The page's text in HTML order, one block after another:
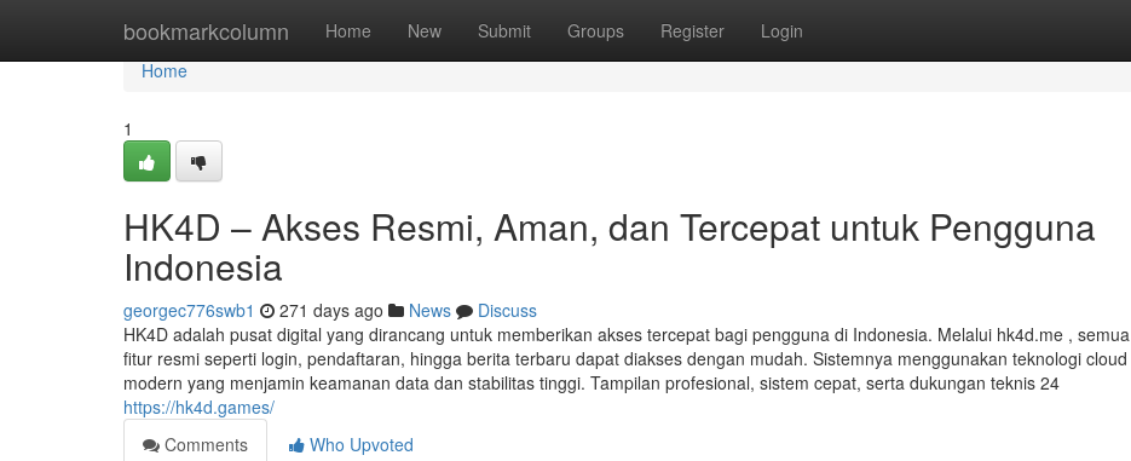
bookmarkcolumn Home New Submit Groups Register Login
Home
Home
1
HK4D – Akses Resmi, Aman, dan Tercepat untuk Pengguna
Indonesia
georgec776swb1 271 days ago News
Discuss
HK4D adalah pusat digital yang dirancang untuk memberikan akses tercepat bagi pengguna di Indonesia. Melalui hk4d.me , semua
fitur resmi seperti login, pendaftaran, hingga berita terbaru dapat diakses dengan mudah. Sistemnya menggunakan teknologi cloud
modern yang menjamin keamanan data dan stabilitas tinggi. Tampilan profesional, sistem cepat, serta dukungan teknis 24
https://hk4d.games/
Comments
Who Upvoted